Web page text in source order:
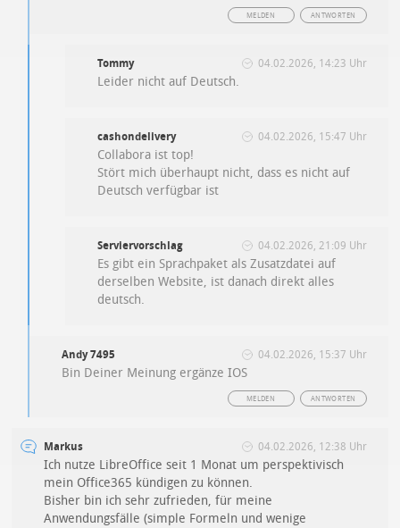
ANTWORTEN
MELDEN
Tommy 04.02.2026, 14:23 Uhr
Leider nicht auf Deutsch.
cashondelivery 04.02.2026, 15:47 Uhr
Collabora ist top!
Stört mich überhaupt nicht, dass es nicht auf
Deutsch verfügbar ist
Serviervorschlag 04.02.2026, 21:09 Uhr
Es gibt ein Sprachpaket als Zusatzdatei auf
derselben Website, ist danach direkt alles
deutsch.
Andy 7495 04.02.2026, 15:37 Uhr
Bin Deiner Meinung ergänze IOS
ANTWORTEN
MELDEN
Markus 04.02.2026, 12:38 Uhr
Ich nutze LibreOffice seit 1 Monat um perspektivisch
mein Office365 kündigen zu können.
Bisher bin ich sehr zufrieden, für meine
Anwendungsfälle (simple Formeln und wenige